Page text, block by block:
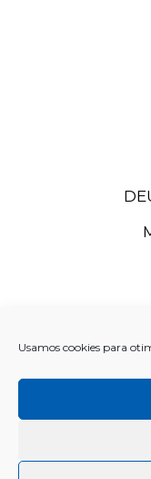
Usamos cookies para